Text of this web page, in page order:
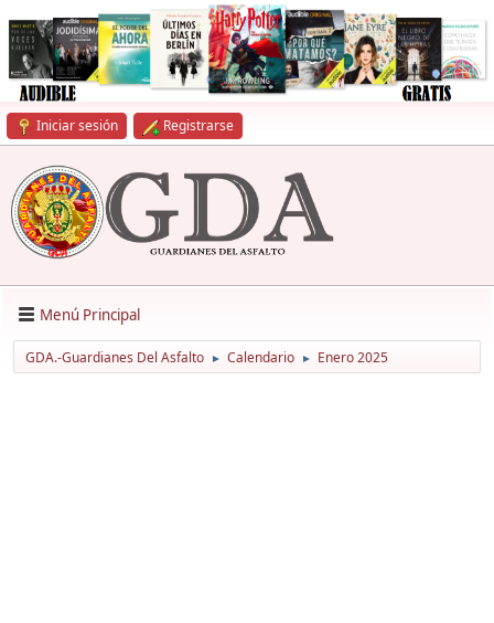
Iniciar sesión Registrarse
Menú Principal
GDA.-Guardianes Del Asfalto ► Calendario ► Enero 2025